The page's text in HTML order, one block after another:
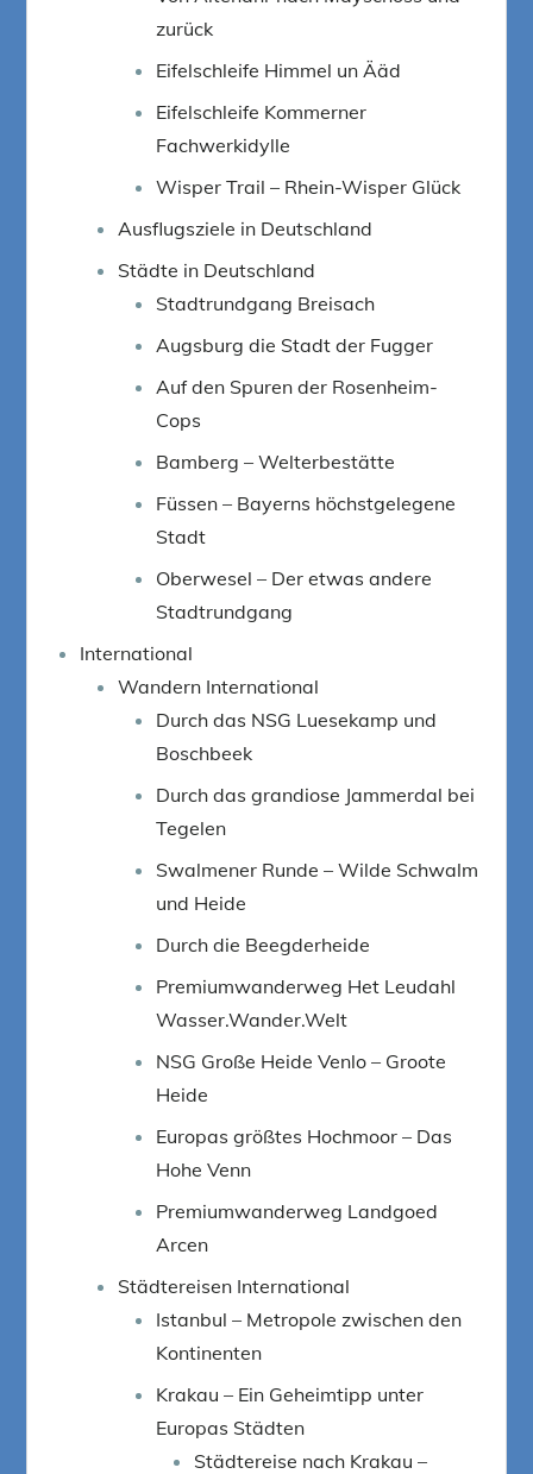
zurück
Eifelschleife Himmel un Ääd
Eifelschleife Kommerner
Fachwerkidylle
Wisper Trail – Rhein-Wisper Glück
Ausflugsziele in Deutschland
Städte in Deutschland
Stadtrundgang Breisach
Augsburg die Stadt der Fugger
Auf den Spuren der Rosenheim-
Cops
Bamberg – Welterbestätte
Füssen – Bayerns höchstgelegene
Stadt
Oberwesel – Der etwas andere
Stadtrundgang
International
Wandern International
Durch das NSG Luesekamp und
Boschbeek
Durch das grandiose Jammerdal bei
Tegelen
Swalmener Runde – Wilde Schwalm
und Heide
Durch die Beegderheide
Premiumwanderweg Het Leudahl
Wasser.Wander.Welt
NSG Große Heide Venlo – Groote
Heide
Europas größtes Hochmoor – Das
Hohe Venn
Premiumwanderweg Landgoed
Arcen
Städtereisen International
Istanbul – Metropole zwischen den
Kontinenten
Krakau – Ein Geheimtipp unter
Europas Städten
Städtereise nach Krakau –